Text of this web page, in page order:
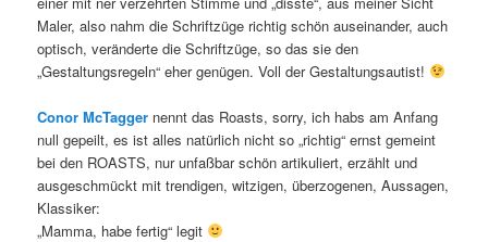
Maler, also nahm die Schriftzüge richtig schön auseinander, auch
optisch, veränderte die Schriftzüge, so das sie den
„Gestaltungsregeln“ eher genügen. Voll der Gestaltungsautist!
Conor McTagger nennt das Roasts, sorry, ich habs am Anfang
null gepeilt, es ist alles natürlich nicht so „richtig“ ernst gemeint
bei den ROASTS, nur unfaßbar schön artikuliert, erzählt und
ausgeschmückt mit trendigen, witzigen, überzogenen, Aussagen,
Klassiker:
„Mamma, habe fertig“ legit